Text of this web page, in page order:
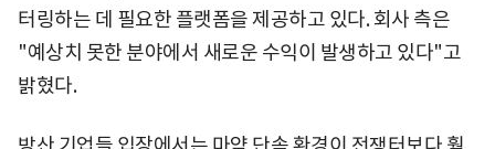
터링하는 데 필요한 플랫폼을 제공하고 있다. 회사 측은
"예상치 못한 분야에서 새로운 수익이 발생하고 있다"고
밝혔다.